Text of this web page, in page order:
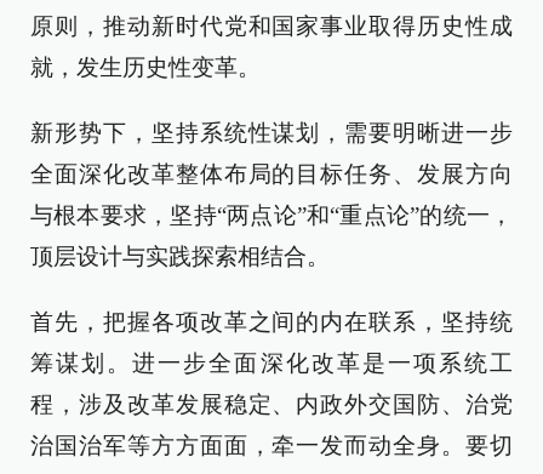
原则，推动新时代党和国家事业取得历史性成
就，发生历史性变革。
新形势下，坚持系统性谋划，需要明晰进一步
全面深化改革整体布局的目标任务、发展方向
与根本要求，坚持“两点论”和“重点论”的统一，
顶层设计与实践探索相结合。
首先，把握各项改革之间的内在联系，坚持统
筹谋划。进一步全面深化改革是一项系统工
程，涉及改革发展稳定、内政外交国防、治党
治国治军等方方面面，牵一发而动全身。要切